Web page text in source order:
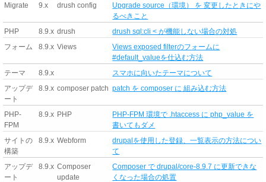
Migrate 9.x drush config
Upgrade source（環境） を 変更したときにや
るべきこと
PHP
8.9.x drush
drush sql:cli < が機能しない場合の対処
フォーム
8.9.x Views
Views exposed filterのフォームに
#default_valueを仕込む方法
テーマ
8.9.x
スマホに向いたテーマについて
アップデ
ート
8.9.x composer patch patch を composer に 組み込む方法
PHP-
FPM
8.9.x PHP
PHP-FPM 環境で .htaccess に php_value を
書いてもダメ
サイトの
構築
8.9.x Webform
drupalを使用した登録、一覧表示の方法につい
て
アップデ
ート
8.9.x Composer
update
Composer で drupal/core-8.9.7 に更新できな
くなった場合の処置